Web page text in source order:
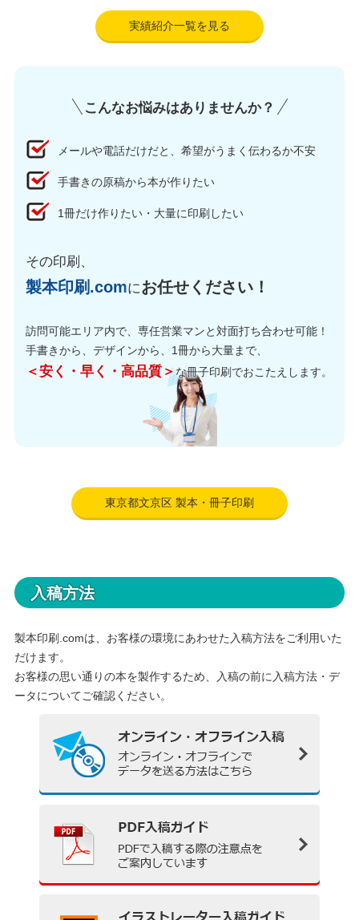
実績紹介一覧を見る
こんなお悩みはありませんか？
メールや電話だけだと、希望がうまく伝わるか不安
手書きの原稿から本が作りたい
1冊だけ作りたい・大量に印刷したい
その印刷、
製本印刷.comにお任せください！
訪問可能エリア内で、専任営業マンと対面打ち合わせ可能！
手書きから、デザインから、1冊から大量まで、
＜安く・早く・高品質＞な冊子印刷でおこたえします。
東京都文京区 製本・冊子印刷
入稿方法
製本印刷.comは、お客様の環境にあわせた入稿方法をご利用いた
だけます。
お客様の思い通りの本を製作するため、入稿の前に入稿方法・デ
ータについてご確認ください。